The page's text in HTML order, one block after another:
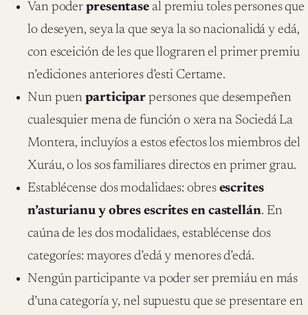
Van poder presentase al premiu toles persones que
lo deseyen, seya la que seya la so nacionalidá y edá,
con esceición de les que llograren el primer premiu
n’ediciones anteriores d’esti Certame.
Nun puenparticiparpersones que desempeñen
cualesquier mena de función o xera na Sociedá La
Montera, incluyíos a estos efectos los miembros del
Xuráu, o los sos familiares directos en primer grau.
Establécense dos modalidaes: obres escrites
n’asturianu y obres escrites en castellán. En
caúna de les dos modalidaes, establécense dos
categoríes: mayores d’edá y menores d’edá.
Nengún participante va poder ser premiáu en más
d’una categoría y, nel supuestu que se presentare en